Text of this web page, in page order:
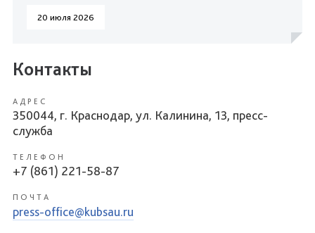
20 июля 2026
Контакты
АДРЕС
350044, г. Краснодар, ул. Калинина, 13, пресс-
служба
ТЕЛЕФОН
+7 (861) 221-58-87
ПОЧТА
press-office@kubsau.ru